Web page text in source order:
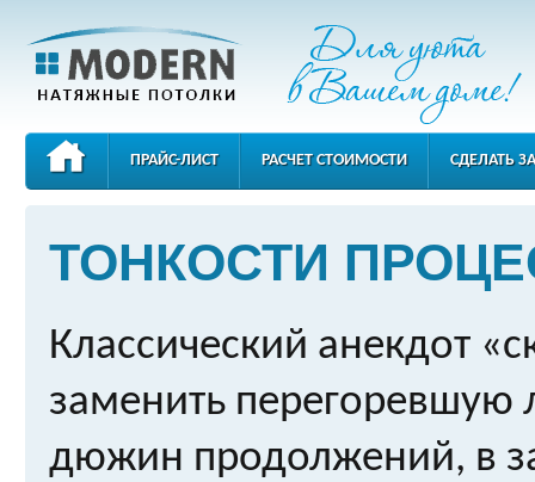
ПРАЙС-ЛИСТ РАСЧЕТ СТОИМОСТИ СДЕЛАТЬ
ТОНКОСТИ
Классический анекдот
заменить перегоревшую
дюжин продолжений, в